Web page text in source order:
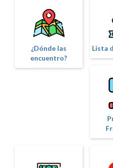
¿Dónde las
encuentro?
Lista